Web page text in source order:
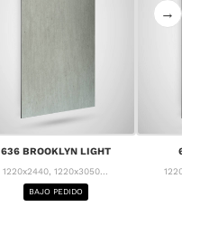
636 BROOKLYN LIGHT
1220x2440, 1220x3050...
BAJO PEDIDO
637
→